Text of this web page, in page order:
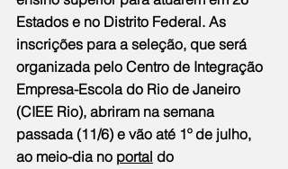
Estados e no Distrito Federal. As
inscrições para a seleção, que será
organizada pelo Centro de Integração
Empresa-Escola do Rio de Janeiro
(CIEE Rio), abriram na semana
passada (11/6) e vão até 1º de julho,
ao meio-dia no portal do